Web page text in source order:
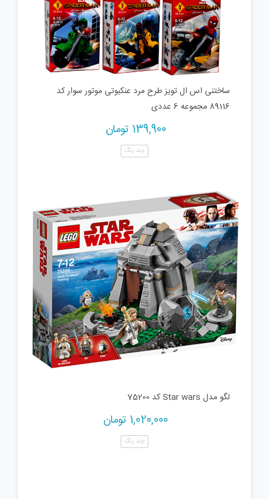
ساختنی اس ال تویز طرح مرد عنکبوتی موتور سوار کد
89116 مجموعه 6 عددی
139,900 تومان
چند رنگ
لگو مدل Star wars کد 75200
1,020,000 تومان
چند رنگ